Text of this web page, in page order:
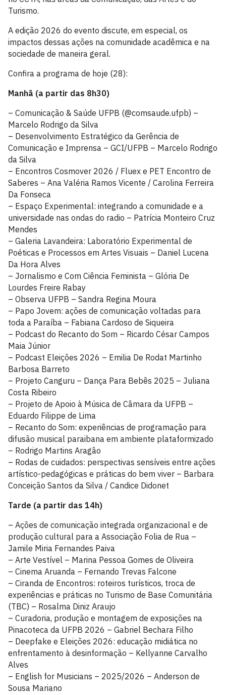
Turismo.
A edição 2026 do evento discute, em especial, os
impactos dessas ações na comunidade acadêmica e na
sociedade de maneira geral.
Confira a programa de hoje (28):
Manhã (a partir das 8h30)
– Comunicação & Saúde UFPB (@comsaude.ufpb) –
Marcelo Rodrigo da Silva
– Desenvolvimento Estratégico da Gerência de
Comunicação e Imprensa – GCI/UFPB – Marcelo Rodrigo
da Silva
– Encontros Cosmover 2026 / Fluex e PET Encontro de
Saberes – Ana Valéria Ramos Vicente / Carolina Ferreira
Da Fonseca
– Espaço Experimental: integrando a comunidade e a
universidade nas ondas do radio – Patrícia Monteiro Cruz
Mendes
– Galeria Lavandeira: Laboratório Experimental de
Poéticas e Processos em Artes Visuais – Daniel Lucena
Da Hora Alves
– Jornalismo e Com Ciência Feminista – Glória De
Lourdes Freire Rabay
– Observa UFPB – Sandra Regina Moura
– Papo Jovem: ações de comunicação voltadas para
toda a Paraíba – Fabiana Cardoso de Siqueira
– Podcast do Recanto do Som – Ricardo César Campos
Maia Júnior
– Podcast Eleições 2026 – Emilia De Rodat Martinho
Barbosa Barreto
– Projeto Canguru – Dança Para Bebês 2025 – Juliana
Costa Ribeiro
– Projeto de Apoio à Música de Câmara da UFPB –
Eduardo Filippe de Lima
– Recanto do Som: experiências de programação para
difusão musical paraibana em ambiente plataformizado
– Rodrigo Martins Aragâo
– Rodas de cuidados: perspectivas sensíveis entre ações
artístico-pedagógicas e práticas do bem viver – Barbara
Conceição Santos da Silva / Candice Didonet
Tarde (a partir das 14h)
– Ações de comunicação integrada organizacional e de
produção cultural para a Associação Folia de Rua –
Jamile Miria Fernandes Paiva
– Arte Vestível – Marina Pessoa Gomes de Oliveira
– Cinema Aruanda – Fernando Trevas Falcone
– Ciranda de Encontros: roteiros turísticos, troca de
experiências e práticas no Turismo de Base Comunitária
(TBC) – Rosalma Diniz Araujo
– Curadoria, produção e montagem de exposições na
Pinacoteca da UFPB 2026 – Gabriel Bechara Filho
– Deepfake e Eleições 2026: educação midiática no
enfrentamento à desinformação – Kellyanne Carvalho
Alves
– English for Musicians – 2025/2026 – Anderson de
Sousa Mariano